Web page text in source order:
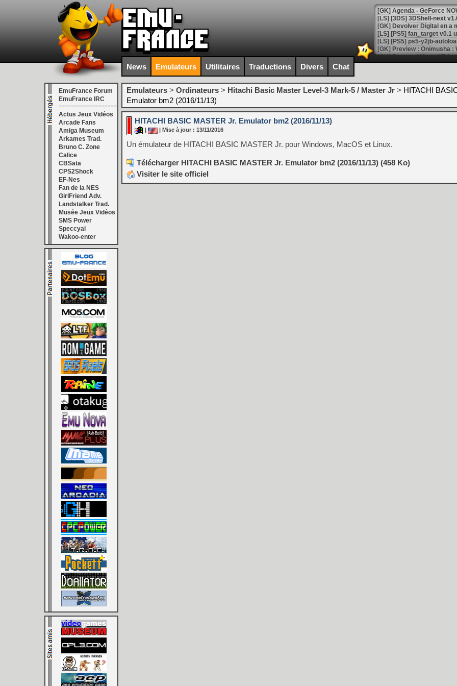
[GK] Agenda - GeForce
[GK] Devolver Digital en a
[LS] [PS5] ps5-y2jb-
[GK] Pourquoi Marvel
[GK] Test : Restory : Chill
[GK] GTA 6 : Rockstar
[GK] Hot Wheels Infinite
[GK] Mémoire cash -
[GK] Résultats Nintendo :
[GK] Déjà des
[Mo5] Brickboy cherche à
[GK] Minecraft et ses «
[GK] Beast of
[GK] Ubisoft : fin de partie
[GK] Mémoire cash -
[GK] Dan Houser (GTA)
[GK] Comment EA Sports
[GK] Crimson Moon : un
[GK] Isle of Reveries : le
[GK] Moonlighter 2 : The
[GK] Capcom relance
[Mo5] Deux inédits du
[GK] Le beat'em up The
[GK] Endless Legend 2 :
[LS] [PS5] Le WebKit
[GK] Oubliez Crazy Taxi,
[LS] [Switch] NSZ 5.0.0
[GK] No More Room in
[GK] Un chatbot Atelier
News Emulateurs Utilitaires Traductions Divers Chat
EmuFrance Forum
EmuFrance IRC
===================
Actus Jeux Vidéos
Arcade Fans
Amiga Museum
Arkames Trad.
Bruno C. Zone
Calice
CBSata
CPS2Shock
EF-Nes
Fan de la NES
GirlFriend Adv.
Landstalker Trad.
Musée Jeux Vidéos
SMS Power
Speccyal
Wakoo-enter
Emulateurs > Ordinateurs > Hitachi Basic Master Level-3 Mark-5 / Master Jr > HITACHI
Emulator bm2 (2016/11/13)
HITACHI BASIC MASTER Jr. Emulator bm2 (2016/11/13)
| Mise à jour : 13/11/2016
Un émulateur de HITACHI BASIC MASTER Jr. pour Windows, MacOS et Linux.
Télécharger HITACHI BASIC MASTER Jr. Emulator bm2 (2016/11/13) (458 Ko)
Visiter le site officiel